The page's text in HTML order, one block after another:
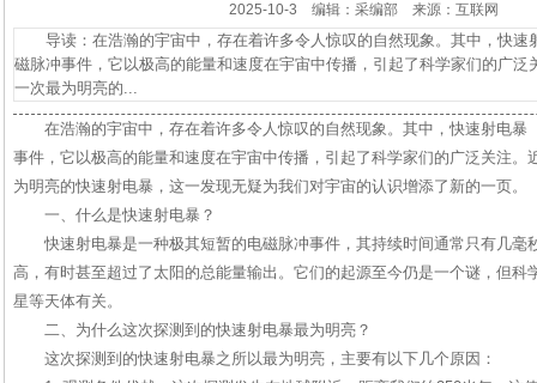
2025-10-3 编辑：采编部 来源：互联网
导读：在浩瀚的宇宙中，存在着许多令人惊叹的自然现象。其中，快速
磁脉冲事件，它以极高的能量和速度在宇宙中传播，引起了科学家们的广泛
一次最为明亮的...
在浩瀚的宇宙中，存在着许多令人惊叹的自然现象。其中，快速射电暴
事件，它以极高的能量和速度在宇宙中传播，引起了科学家们的广泛关注。
为明亮的快速射电暴，这一发现无疑为我们对宇宙的认识增添了新的一页。
一、什么是快速射电暴？
快速射电暴是一种极其短暂的电磁脉冲事件，其持续时间通常只有几毫
高，有时甚至超过了太阳的总能量输出。它们的起源至今仍是一个谜，但科
星等天体有关。
二、为什么这次探测到的快速射电暴最为明亮？
这次探测到的快速射电暴之所以最为明亮，主要有以下几个原因：